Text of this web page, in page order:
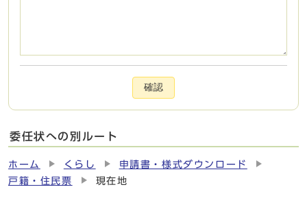
確認
委任状への別ルート
ホーム くらし
申請書・様式ダウンロード
戸籍・住民票
現在地